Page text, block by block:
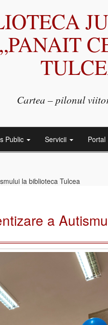
„PANAIT
Cartea – pilonul
Public Servicii Portal
la biblioteca Tulcea
a